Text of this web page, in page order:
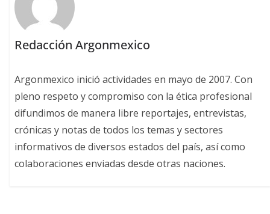
Redacción Argonmexico
Argonmexico inició actividades en mayo de 2007. Con
pleno respeto y compromiso con la ética profesional
difundimos de manera libre reportajes, entrevistas,
crónicas y notas de todos los temas y sectores
informativos de diversos estados del país, así como
colaboraciones enviadas desde otras naciones.